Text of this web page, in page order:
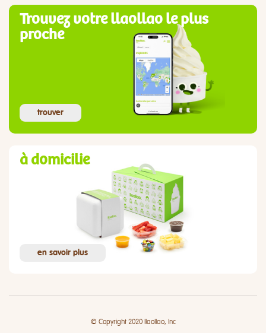
Trouvez votre llaollao le plus
proche
trouver
à domicilie
en savoir plus
© Copyright 2020 llaollao, Inc